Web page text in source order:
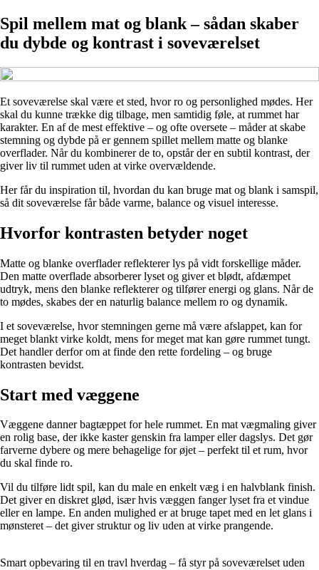
Spil mellem mat og blank – sådan skaber
du dybde og kontrast i soveværelset
Et soveværelse skal være et sted, hvor ro og personlighed mødes. Her
skal du kunne trække dig tilbage, men samtidig føle, at rummet har
karakter. En af de mest effektive – og ofte oversete – måder at skabe
stemning og dybde på er gennem spillet mellem matte og blanke
overflader. Når du kombinerer de to, opstår der en subtil kontrast, der
giver liv til rummet uden at virke overvældende.
Her får du inspiration til, hvordan du kan bruge mat og blank i samspil,
så dit soveværelse får både varme, balance og visuel interesse.
Hvorfor kontrasten betyder noget
Matte og blanke overflader reflekterer lys på vidt forskellige måder.
Den matte overflade absorberer lyset og giver et blødt, afdæmpet
udtryk, mens den blanke reflekterer og tilfører energi og glans. Når de
to mødes, skabes der en naturlig balance mellem ro og dynamik.
I et soveværelse, hvor stemningen gerne må være afslappet, kan for
meget blankt virke koldt, mens for meget mat kan gøre rummet tungt.
Det handler derfor om at finde den rette fordeling – og bruge
kontrasten bevidst.
Start med væggene
Væggene danner bagtæppet for hele rummet. En mat vægmaling giver
en rolig base, der ikke kaster genskin fra lamper eller dagslys. Det gør
farverne dybere og mere behagelige for øjet – perfekt til et rum, hvor
du skal finde ro.
Vil du tilføre lidt spil, kan du male en enkelt væg i en halvblank finish.
Det giver en diskret glød, især hvis væggen fanger lyset fra et vindue
eller en lampe. En anden mulighed er at bruge tapet med en let glans i
mønsteret – det giver struktur og liv uden at virke prangende.
Smart opbevaring til en travl hverdag – få styr på soveværelset uden